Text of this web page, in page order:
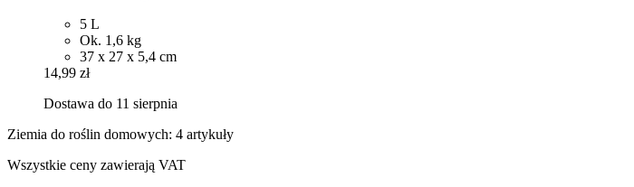
5 L
Ok. 1,6 kg
37 x 27 x 5,4 cm
14,99 zł
Dostawa do 11 sierpnia
Ziemia do roślin domowych: 4 artykuły
Wszystkie ceny zawierają VAT